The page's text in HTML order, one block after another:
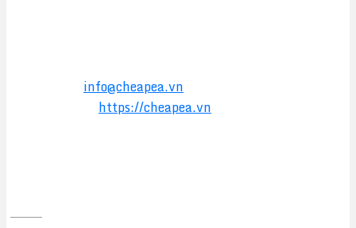
info@cheapea.vn
https://cheapea.vn